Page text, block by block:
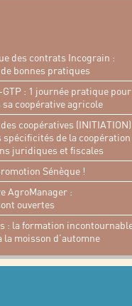
des contrats Incograin :
bonnes pratiques
: 1 journée pratique pour
coopérative agricole
coopératives
de la coopération
juridiques et fiscales
Sénèque !
AgroManager :
ouvertes
: la formation
moisson d’automne